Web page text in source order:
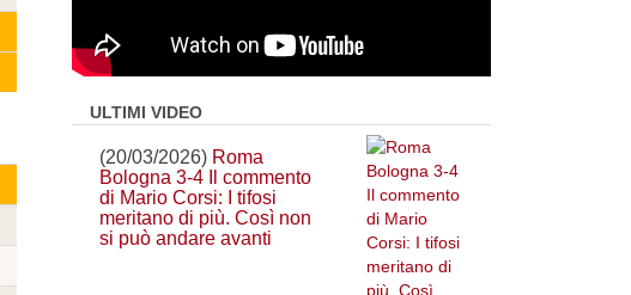
ULTIMI VIDEO
(20/03/2026) Roma
Bologna 3-4 Il commento
di Mario Corsi: I tifosi
meritano di più. Così non
si può andare avanti